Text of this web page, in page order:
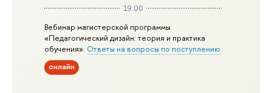
19:00
Вебинар магистерской программы
«Педагогический дизайн: теория и практика
обучения»: Ответы на вопросы по поступлению
онлайн